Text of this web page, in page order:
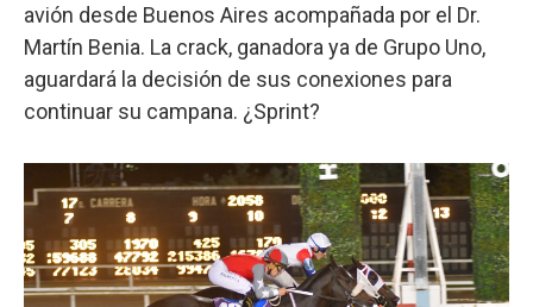
avión desde Buenos Aires acompañada por el Dr.
Martín Benia. La crack, ganadora ya de Grupo Uno,
aguardará la decisión de sus conexiones para
continuar su campana. ¿Sprint?